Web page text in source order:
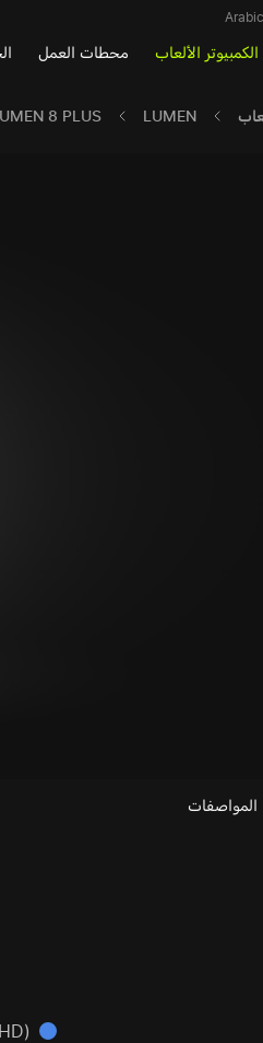
Arabic
الألعاب محطات العمل
LUMEN
8 PLUS
المواصفات